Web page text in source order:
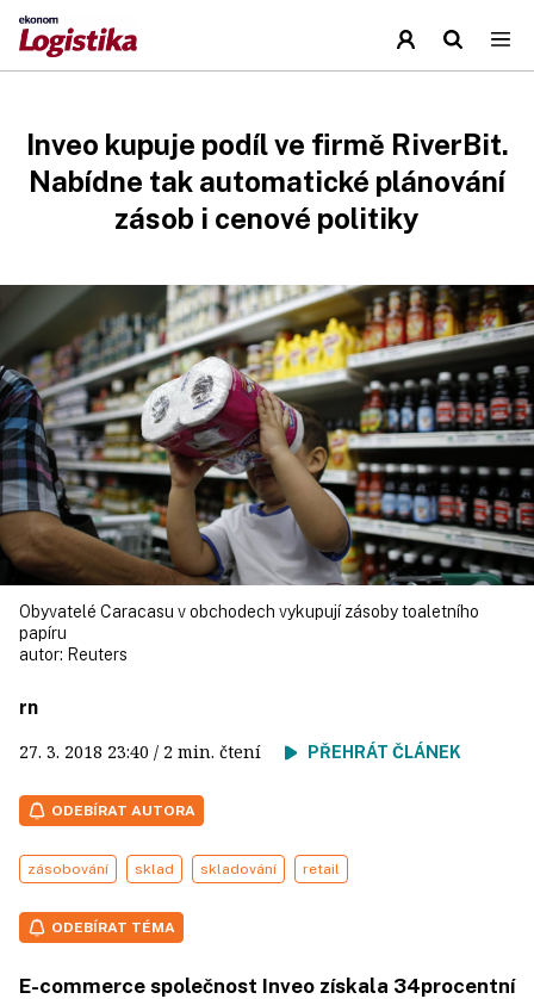
Inveo kupuje podíl ve firmě RiverBit.
Nabídne tak automatické plánování
zásob i cenové politiky
Obyvatelé Caracasu v obchodech vykupují zásoby toaletního
papíru
autor: Reuters
rn
27. 3. 2018 23:40 / 2 min. čtení PŘEHRÁT ČLÁNEK
ODEBÍRAT AUTORA
zásobování sklad skladování retail
ODEBÍRAT TÉMA
E-commerce společnost Inveo získala 34procentní